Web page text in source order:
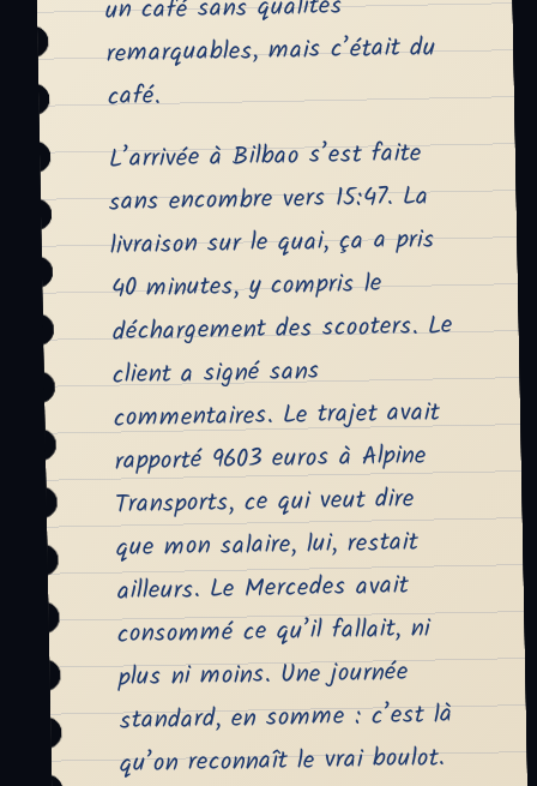
remarquables, mais c’était du
café.
L’arrivée à Bilbao s’est faite
sans encombre vers 15:47. La
livraison sur le quai, ça a pris
40 minutes, y compris le
déchargement des scooters. Le
client a signé sans
commentaires. Le trajet avait
rapporté 9603 euros à Alpine
Transports, ce qui veut dire
que mon salaire, lui, restait
ailleurs. Le Mercedes avait
consommé ce qu’il fallait, ni
plus ni moins. Une journée
standard, en somme : c’est là
qu’on reconnaît le vrai boulot.